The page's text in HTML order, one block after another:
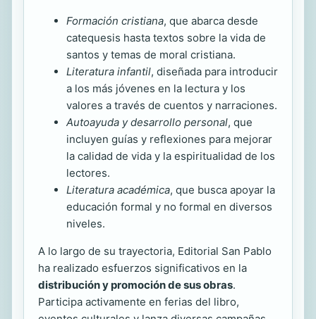
Formación cristiana, que abarca desde
catequesis hasta textos sobre la vida de
santos y temas de moral cristiana.
Literatura infantil, diseñada para introducir
a los más jóvenes en la lectura y los
valores a través de cuentos y narraciones.
Autoayuda y desarrollo personal, que
incluyen guías y reflexiones para mejorar
la calidad de vida y la espiritualidad de los
lectores.
Literatura académica, que busca apoyar la
educación formal y no formal en diversos
niveles.
A lo largo de su trayectoria, Editorial San Pablo
ha realizado esfuerzos significativos en la
distribución y promoción de sus obras.
Participa activamente en ferias del libro,